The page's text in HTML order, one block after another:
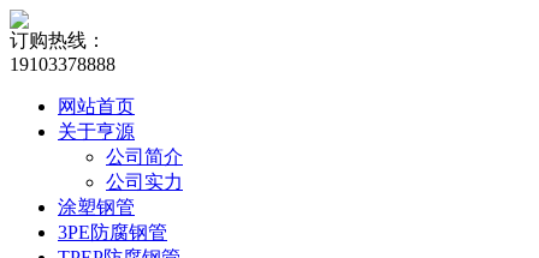
订购热线：
19103378888
网站首页
关于亨源
公司简介
公司实力
涂塑钢管
3PE防腐钢管